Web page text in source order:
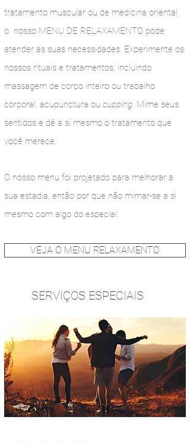
tratamento muscular ou de medicina oriental,
o nosso MENU DE RELAXAMENTO pode
atender às suas necessidades. Experimente os
nossos rituais e tratamentos, incluindo
massagem de corpo inteiro ou trabalho
corporal, acupunctura ou cupping. Mime seus
sentidos e dê a si mesmo o tratamento que
você merece.
O nosso menu foi projetado para melhorar a
sua estadia, então por que não mimar-se a si
mesmo com algo do especial.
VEJA O MENU RELAXAMENTO
SERVIÇOS ESPECIAIS